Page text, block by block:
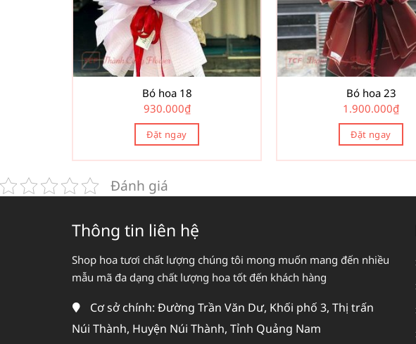
Bó hoa 18
930.000₫
Đặt ngay
Bó hoa 23
1.900.000₫
Đặt ngay
Đánh giá
Thông tin liên hệ
Shop hoa tươi chất lượng chúng tôi mong muốn mang đến nhiều
mẫu mã đa dạng chất lượng hoa tốt đến khách hàng
Cơ sở chính: Đường Trần Văn Dư, Khối phố 3, Thị trấn
Núi Thành, Huyện Núi Thành, Tỉnh Quảng Nam